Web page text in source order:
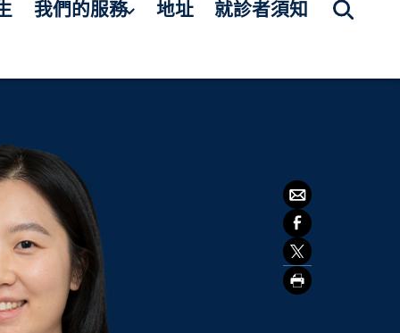
我們的服務 地址 就診者須知